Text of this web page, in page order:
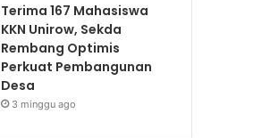
Terima 167 Mahasiswa
KKN Unirow, Sekda
Rembang Optimis
Perkuat Pembangunan
Desa
3 minggu ago